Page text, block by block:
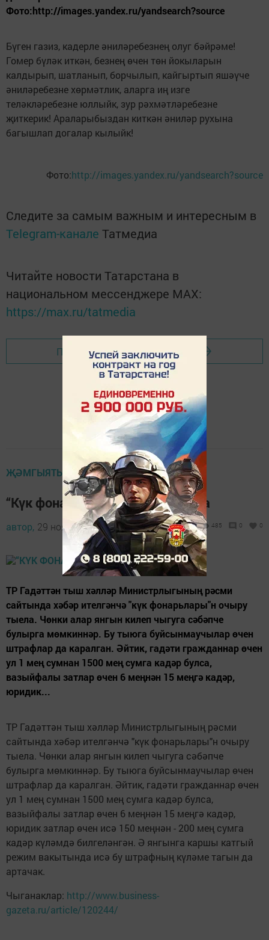
Фото:http://images.yandex.ru/yandsearch?source
Бүген газиз, кадерле әниләребезнең олуг бәйрәме!
Гомер бүләк иткән, безнең өчен төн йокыларын
калдырып, шатланып, борчылып, кайгыртып яшәүче
әниләребезне хөрмәтлик, аларга иң изге
теләкләребезне юллыйк, зур рәхмәтләребезне
җиткерик! Араларыбыздан киткән әниләр рухына
багышлап догалар кылыйк!
Фото:http://images.yandex.ru/yandsearch?source
Следите за самым важным и интересным в
Telegram-канале Татмедиа
Читайте новости Татарстана в
национальном мессенджере MАХ:
https://max.ru/tatmedia
Перейти на страницу новости
ҖӘМГЫЯТЬ ҺӘМ БЕЗ
“Күк фонарьлары”н очыру тыела
автор, 29 ноябрь 2014 - 07:10 485 0 0
ТР Гадәттән тыш хәлләр Министрлыгының рәсми
сайтында хәбәр ителгәнчә "күк фонарьлары"н очыру
тыела. Чөнки алар янгын килеп чыгуга сәбәпче
булырга мөмкиннәр. Бу тыюга буйсынмаучылар өчен
штрафлар да каралган. Әйтик, гадәти гражданнар өчен
ул 1 мең сумнан 1500 мең сумга кадәр булса,
вазыйфалы затлар өчен 6 меңнән 15 меңгә кадәр,
юридик...
ТР Гадәттән тыш хәлләр Министрлыгының рәсми
сайтында хәбәр ителгәнчә "күк фонарьлары"н очыру
тыела. Чөнки алар янгын килеп чыгуга сәбәпче
булырга мөмкиннәр. Бу тыюга буйсынмаучылар өчен
штрафлар да каралган. Әйтик, гадәти гражданнар өчен
ул 1 мең сумнан 1500 мең сумга кадәр булса,
вазыйфалы затлар өчен 6 меңнән 15 меңгә кадәр,
юридик затлар өчен исә 150 меңнән - 200 мең сумга
кадәр күләмдә билгеләнгән. Ә янгынга каршы катгый
режим вакытында исә бу штрафның күләме тагын да
артачак.
Чыганаклар: http://www.business-
gazeta.ru/article/120244/